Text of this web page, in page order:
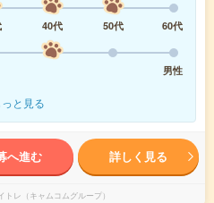
40代 50代
60代
男性
っと見る
へ進む 詳しく見る
トレ（キャムコムグループ）